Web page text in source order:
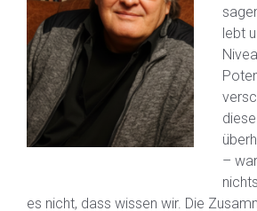
lebt
–
es nicht, dass wissen wir. Die